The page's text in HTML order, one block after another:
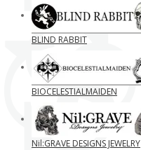
BLIND RABBIT
BIOCELESTIALMAIDEN
Nil:GRAVE DESIGNS JEWELRY